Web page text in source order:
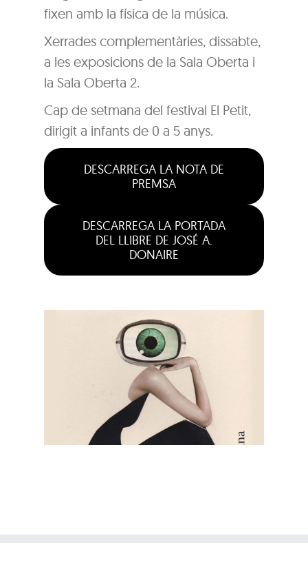
fixen amb la física de la música.
Xerrades complementàries, dissabte,
a les exposicions de la Sala Oberta i
la Sala Oberta 2.
Cap de setmana del festival El Petit,
dirigit a infants de 0 a 5 anys.
DESCARREGA LA NOTA DE
PREMSA
DESCARREGA LA PORTADA
DEL LLIBRE DE JOSÉ A.
DONAIRE